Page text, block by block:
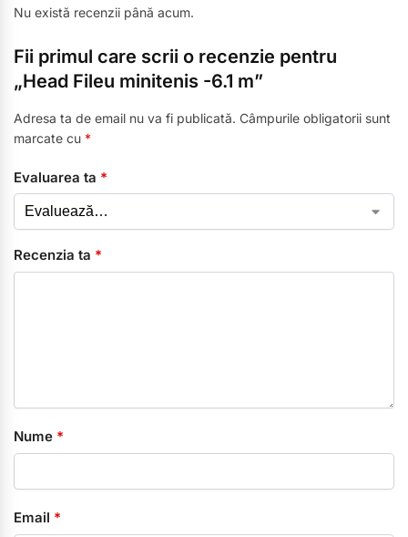
Nu există recenzii până acum.
Fii primul care scrii o recenzie pentru
„Head Fileu minitenis -6.1 m”
Adresa ta de email nu va fi publicată. Câmpurile obligatorii sunt
marcate cu *
Evaluarea ta *
Recenzia ta *
Nume *
Email *